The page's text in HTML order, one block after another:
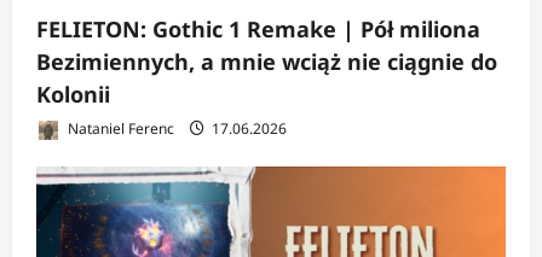
FELIETON: Gothic 1 Remake | Pół miliona
Bezimiennych, a mnie wciąż nie ciągnie do
Kolonii
Nataniel Ferenc 17.06.2026